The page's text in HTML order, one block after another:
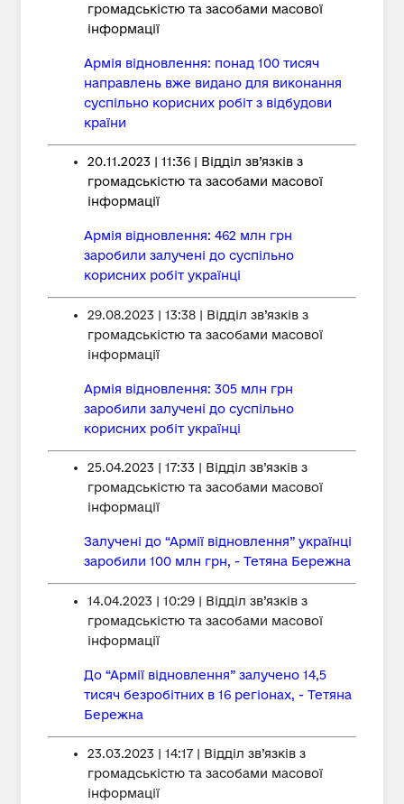
громадськістю та засобами масової
інформації
Армія відновлення: понад 100 тисяч
направлень вже видано для виконання
суспільно корисних робіт з відбудови
країни
20.11.2023 | 11:36 | Відділ зв’язків з
громадськістю та засобами масової
інформації
Армія відновлення: 462 млн грн
заробили залучені до суспільно
корисних робіт українці
29.08.2023 | 13:38 | Відділ зв’язків з
громадськістю та засобами масової
інформації
Армія відновлення: 305 млн грн
заробили залучені до суспільно
корисних робіт українці
25.04.2023 | 17:33 | Відділ зв’язків з
громадськістю та засобами масової
інформації
Залучені до “Армії відновлення” українці
заробили 100 млн грн, - Тетяна Бережна
14.04.2023 | 10:29 | Відділ зв’язків з
громадськістю та засобами масової
інформації
До “Армії відновлення” залучено 14,5
тисяч безробітних в 16 регіонах, - Тетяна
Бережна
23.03.2023 | 14:17 | Відділ зв’язків з
громадськістю та засобами масової
інформації